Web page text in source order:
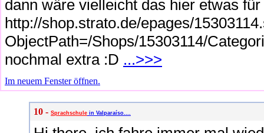
dann wäre vielleicht das hier etwas
http://shop.strato.de/epages/
ObjectPath=/Shops/15303114/
nochmal extra :D ...>>>
Im neuem Fenster öffnen.
10 - Sprachschule in Valparaíso....